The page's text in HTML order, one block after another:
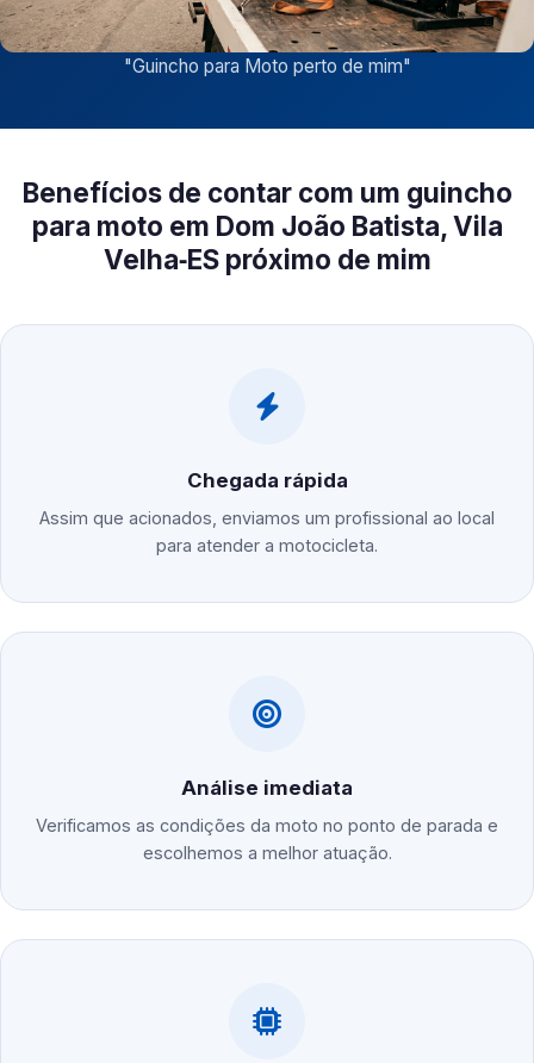
"Guincho para Moto perto de mim"
Benefícios de contar com um guincho
para moto em Dom João Batista, Vila
Velha‑ES próximo de mim
Chegada rápida
Assim que acionados, enviamos um profissional ao local
para atender a motocicleta.
Análise imediata
Verificamos as condições da moto no ponto de parada e
escolhemos a melhor atuação.